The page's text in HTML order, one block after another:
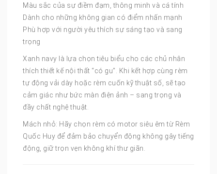
Màu sắc của sự điềm đạm, thông minh và cá tính
Dành cho những không gian có điểm nhấn mạnh
Phù hợp với người yêu thích sự sáng tạo và sang
trọng
Xanh navy là lựa chọn tiêu biểu cho các chủ nhân
thích thiết kế nội thất “có gu”. Khi kết hợp cùng rèm
tự động vải dày hoặc rèm cuốn kỹ thuật số, sẽ tạo
cảm giác như bức màn điện ảnh – sang trọng và
đầy chất nghệ thuật.
Mách nhỏ: Hãy chọn rèm có motor siêu êm từ Rèm
Quốc Huy để đảm bảo chuyển động không gây tiếng
động, giữ trọn vẹn không khí thư giãn.